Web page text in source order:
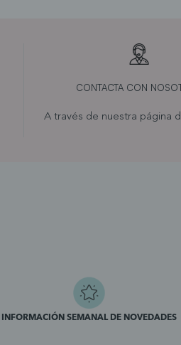
CONTACTA CON
A través de nuestra página
INFORMACIÓN SEMANAL DE NOVEDADES